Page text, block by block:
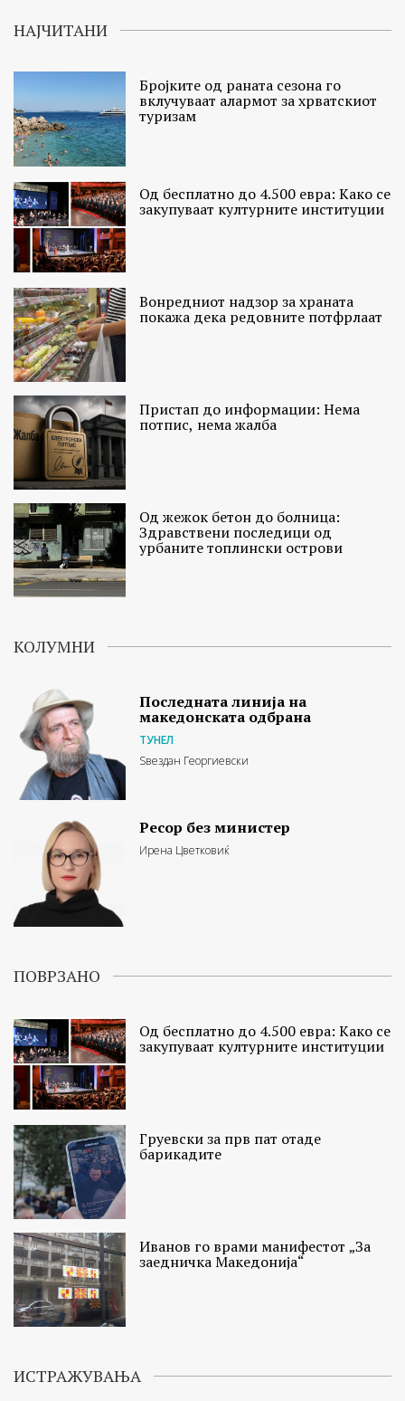
НАЈЧИТАНИ
Бројките од раната сезона го
вклучуваат алармот за хрватскиот
туризам
Од бесплатно до 4.500 евра: Како се
закупуваат културните институции
Вонредниот надзор за храната
покажа дека редовните потфрлаат
Пристап до информации: Нема
потпис, нема жалба
Од жежок бетон до болница:
Здравствени последици од
урбаните топлински острови
КОЛУМНИ
Последната линија на
македонската одбрана
ТУНЕЛ
Ѕвездан Георгиевски
Ресор без министер
Ирена Цветковиќ
ПОВРЗАНО
Од бесплатно до 4.500 евра: Како се
закупуваат културните институции
Груевски за прв пат отаде
барикадите
Иванов го врами манифестот „За
заедничка Македонија“
ИСТРАЖУВАЊА